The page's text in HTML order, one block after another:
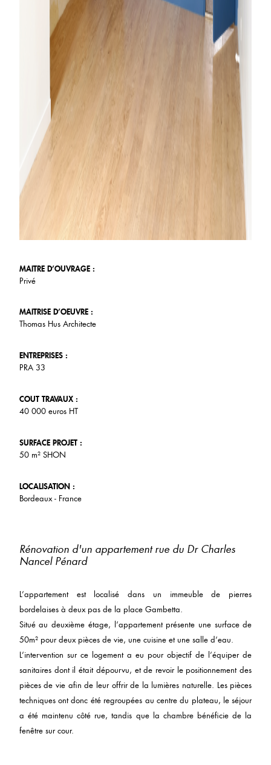
MAITRE D’OUVRAGE :
Privé
MAITRISE D’OEUVRE :
Thomas Hus Architecte
ENTREPRISES :
PRA 33
COUT TRAVAUX :
40 000 euros HT
SURFACE PROJET :
50 m² SHON
LOCALISATION :
Bordeaux - France
Rénovation d'un appartement rue du Dr Charles
Nancel Pénard
L’appartement est localisé dans un immeuble de pierres
bordelaises à deux pas de la place Gambetta.
Situé au deuxième étage, l’appartement présente une surface de
50m² pour deux pièces de vie, une cuisine et une salle d’eau.
L’intervention sur ce logement a eu pour objectif de l’équiper de
sanitaires dont il était dépourvu, et de revoir le positionnement des
pièces de vie afin de leur offrir de la lumières naturelle. Les pièces
techniques ont donc été regroupées au centre du plateau, le séjour
a été maintenu côté rue, tandis que la chambre bénéficie de la
fenêtre sur cour.